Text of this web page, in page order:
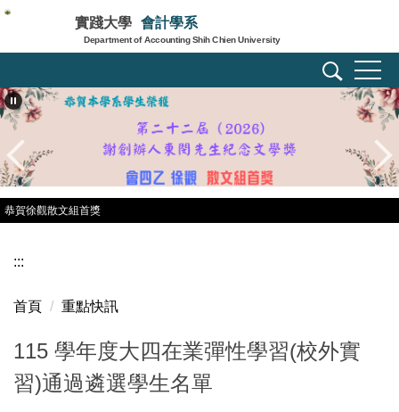
跳
主
內
容
區
實踐大學 會計學系
Department of Accounting Shih Chien University
恭賀徐觀散文組首獎
:::
首頁 重點快訊
115 學年度大四在業彈性學習(校外實
習)通過遴選學生名單